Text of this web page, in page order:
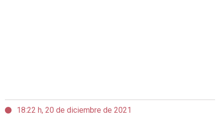
18:22 h, 20 de diciembre de 2021